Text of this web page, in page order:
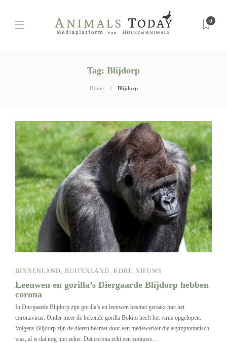
0
Tag: Blijdorp
Home Blijdorp
BINNENLAND BUITENLAND KORT NIEUWS
Leeuwen en gorilla’s Diergaarde Blijdorp hebben
corona
In Diergaarde Blijdorp zijn gorilla’s en leeuwen besmet geraakt met het
coronavirus. Onder meer de bekende gorilla Bokito heeft het virus opgelopen.
Volgens Blijdorp zijn de dieren besmet door een medewerker die asymptomatisch
was, al is dat nog niet zeker. Dat corona echt een zoönose…